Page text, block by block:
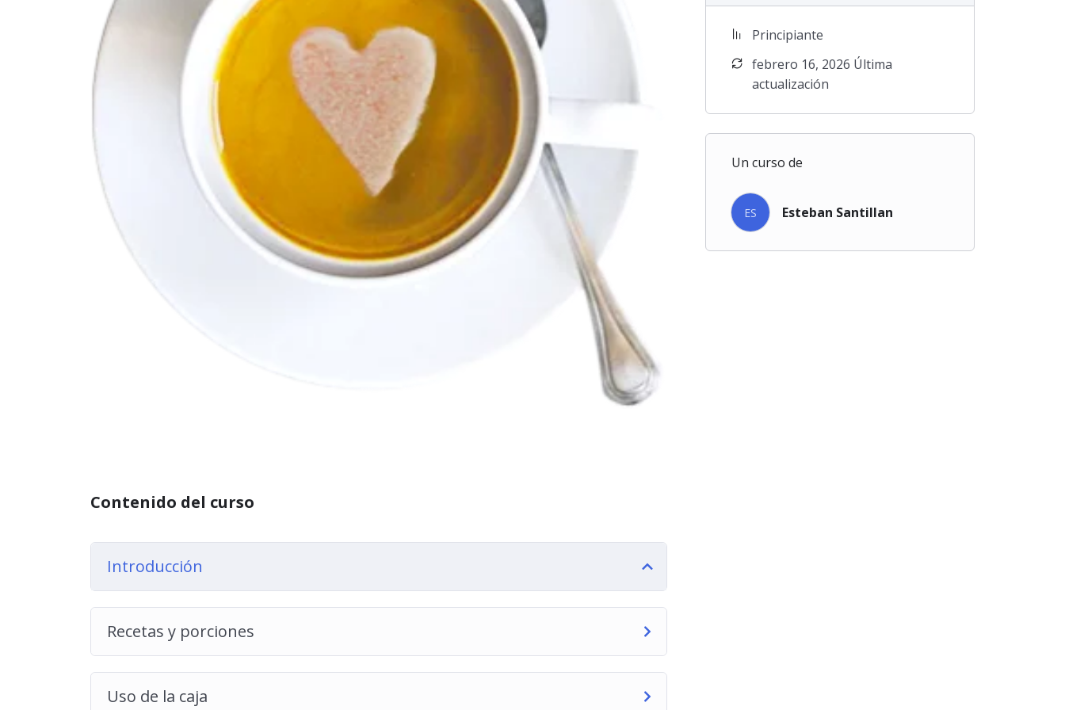
Contenido del curso
Introducción
Recetas y porciones
Uso de la caja
Principiante
febrero 16, 2026 Última
actualización
Un curso de
ES Esteban Santillan